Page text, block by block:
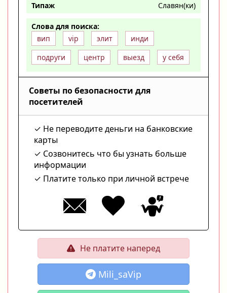
Типаж Славян(ки)
Слова для поиска:
вип
vip элит
инди
подруги
центр выезд у себя
Советы по безопасности для
посетителей
Не переводите деньги на банковские
карты
Созвонитесь что бы узнать больше
информации
Платите только при личной встрече
Не платите наперед
Mili_saVip